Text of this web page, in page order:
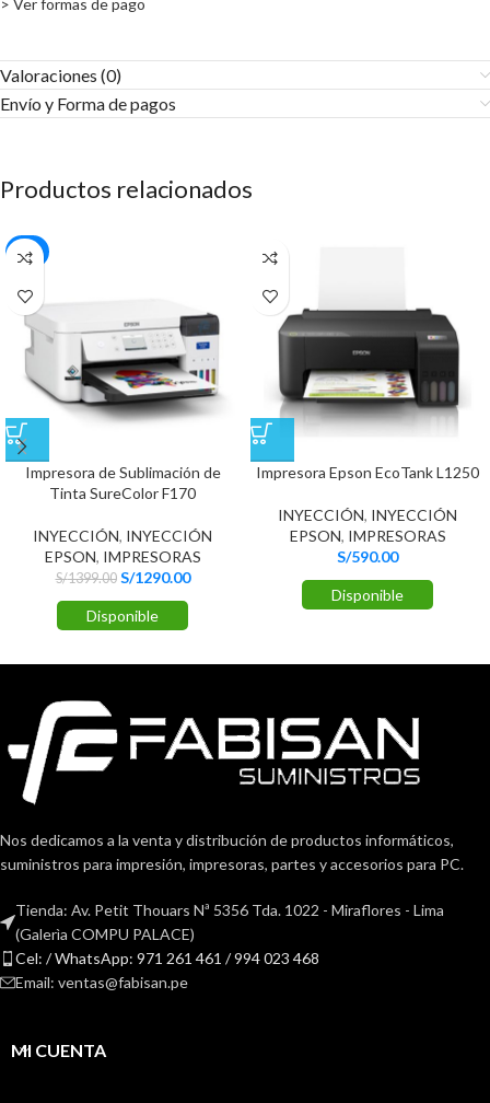
> Ver formas de pago
Valoraciones (0)
Envío y Forma de pagos​
Productos relacionados
-8%
Impresora de Sublimación de
Tinta SureColor F170
INYECCIÓN, INYECCIÓN
EPSON, IMPRESORAS
S/1399.00 S/1290.00
Disponible
Impresora Epson EcoTank L1250
INYECCIÓN, INYECCIÓN
EPSON, IMPRESORAS
S/590.00
Disponible
Nos dedicamos a la venta y distribución de productos informáticos,
suministros para impresión, impresoras, partes y accesorios para PC.
Tienda: Av. Petit Thouars Nª 5356 Tda. 1022 - Miraflores - Lima
(Galerìa COMPU PALACE)
Cel: / WhatsApp: 971 261 461 / 994 023 468
Email: ventas@fabisan.pe
MI CUENTA